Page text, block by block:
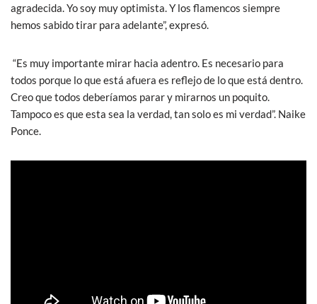
agradecida. Yo soy muy optimista. Y los flamencos siempre
hemos sabido tirar para adelante”, expresó.
“Es muy importante mirar hacia adentro. Es necesario para
todos porque lo que está afuera es reflejo de lo que está dentro.
Creo que todos deberíamos parar y mirarnos un poquito.
Tampoco es que esta sea la verdad, tan solo es mi verdad”. Naike
Ponce.